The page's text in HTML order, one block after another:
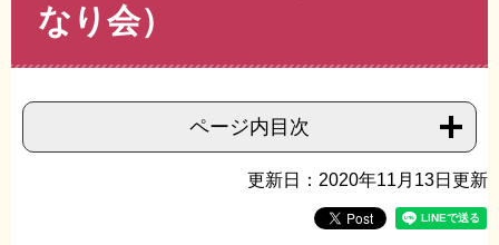
なり会）
ページ内目次
更新日：2020年11月13日更新